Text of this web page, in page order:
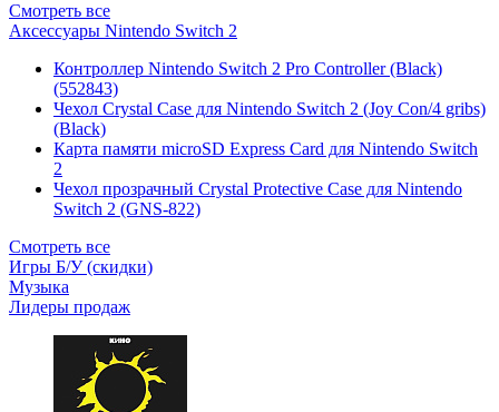
Смотреть все
Аксессуары Nintendo Switch 2
Контроллер Nintendo Switch 2 Pro Controller (Black)
(552843)
Чехол Сrystal Сase для Nintendo Switch 2 (Joy Con/4 gribs)
(Black)
Карта памяти microSD Express Card для Nintendo Switch
2
Чехол прозрачный Crystal Protective Case для Nintendo
Switch 2 (GNS-822)
Смотреть все
Игры Б/У (скидки)
Музыка
Лидеры продаж